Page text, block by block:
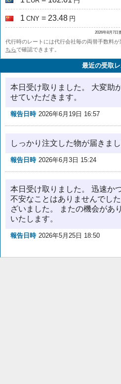
1 CNY = 23.48 円
2026年8月7日
代行時のレートには代行会社毎の両替手数料
ちらで確認できます。
最近の受取
本日受け取りました。 大変助
せていただきます。
報告日時 2026年6月19日 16:57
しっかり注文した物が届きま
報告日時 2026年6月3日 15:24
本日受け取りました。 迅速か
不安なことはありませんでし
ざいました。 またの機会があ
いたします。
報告日時 2026年5月25日 18:50